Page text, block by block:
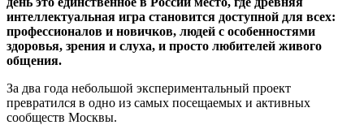
интеллектуальная игра становится доступной для всех:
профессионалов и новичков, людей с особенностями
здоровья, зрения и слуха, и просто любителей живого
общения.
За два года небольшой экспериментальный проект
превратился в одно из самых посещаемых и активных
сообществ Москвы.